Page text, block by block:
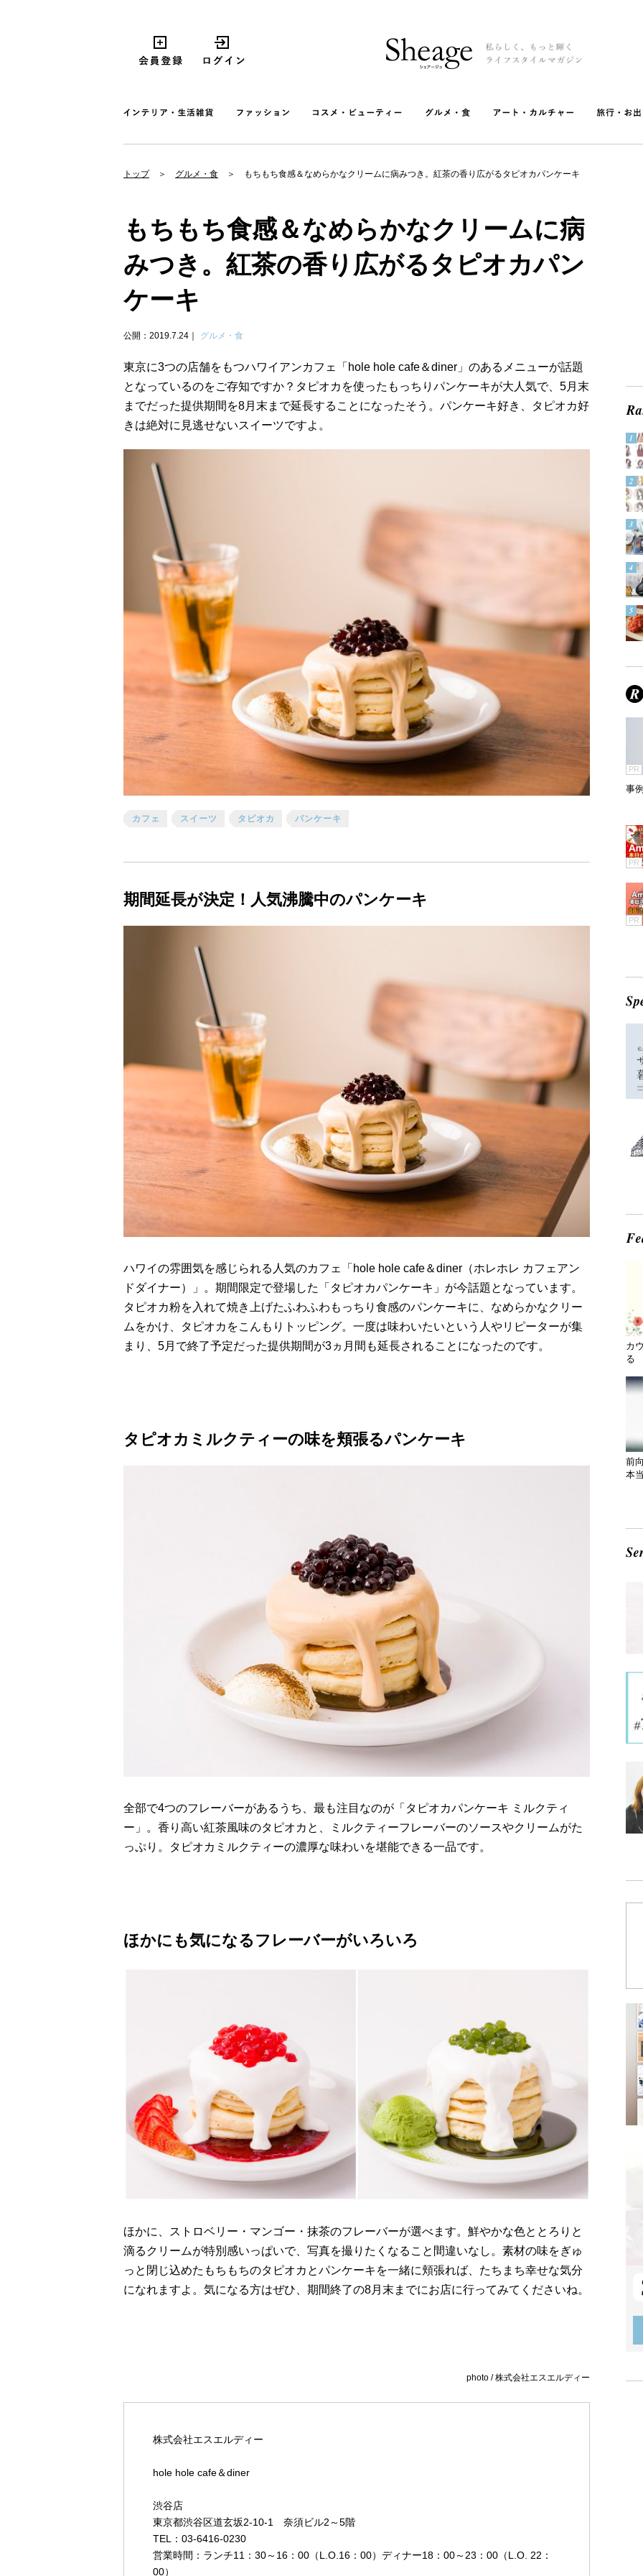
トップ グルメ・食 もちもち食感＆なめらかなクリームに病みつき。紅茶の香り広がるタピオカパンケーキ
もちもち食感＆なめらかなクリームに病
みつき。紅茶の香り広がるタピオカパン
ケーキ
公開：2019.7.24 グルメ・食
東京に3つの店舗をもつハワイアンカフェ「hole hole cafe＆diner」のあるメニューが話題
となっているのをご存知ですか？タピオカを使ったもっちりパンケーキが大人気で、5月末
までだった提供期間を8月末まで延長することになったそう。パンケーキ好き、タピオカ好
きは絶対に見逃せないスイーツですよ。
カフェ スイーツ タピオカ パンケーキ
期間延長が決定！人気沸騰中のパンケーキ
ハワイの雰囲気を感じられる人気のカフェ「hole hole cafe＆diner（ホレホレ カフェアン
ドダイナー）」。期間限定で登場した「タピオカパンケーキ」が今話題となっています。
タピオカ粉を入れて焼き上げたふわふわもっちり食感のパンケーキに、なめらかなクリー
ムをかけ、タピオカをこんもりトッピング。一度は味わいたいという人やリピーターが集
まり、5月で終了予定だった提供期間が3ヵ月間も延長されることになったのです。
タピオカミルクティーの味を頬張るパンケーキ
全部で4つのフレーバーがあるうち、最も注目なのが「タピオカパンケーキ ミルクティ
ー」。香り高い紅茶風味のタピオカと、ミルクティーフレーバーのソースやクリームがた
っぷり。タピオカミルクティーの濃厚な味わいを堪能できる一品です。
ほかにも気になるフレーバーがいろいろ
ほかに、ストロベリー・マンゴー・抹茶のフレーバーが選べます。鮮やかな色ととろりと
滴るクリームが特別感いっぱいで、写真を撮りたくなること間違いなし。素材の味をぎゅ
っと閉じ込めたもちもちのタピオカとパンケーキを一緒に頬張れば、たちまち幸せな気分
になれますよ。気になる方はぜひ、期間終了の8月末までにお店に行ってみてくださいね。
photo / 株式会社エスエルディー
株式会社エスエルディー
hole hole cafe＆diner
渋谷店
東京都渋谷区道玄坂2-10-1 奈須ビル2～5階
TEL：03-6416-0230
営業時間：ランチ11：30～16：00（L.O.16：00）ディナー18：00～23：00（L.O. 22：
00）
PR
事
PR
PR
カ
る
前
本